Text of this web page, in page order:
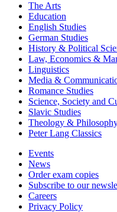
The Arts
Education
English Studies
German Studies
History & Political
Law, Economics &
Linguistics
Media &
Romance Studies
Science, Society and
Slavic Studies
Theology &
Peter Lang Classics
Events
News
Order exam copies
Subscribe to our
Careers
Privacy Policy